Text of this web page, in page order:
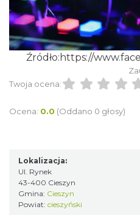
Cieszyn
0.05 km
Źródło:https://
Twoja ocena:
Ocena: 0.0 (Oddano 0 głosy)
Lokalizacja:
Ul. Rynek
43-400 Cieszyn
Gmina: Cieszyn
Powiat: cieszyński